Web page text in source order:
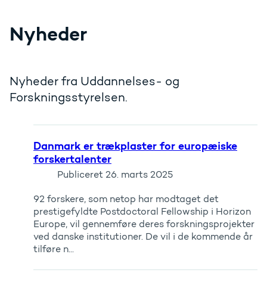
Nyheder
Nyheder fra Uddannelses- og
Forskningsstyrelsen.
Danmark er trækplaster for europæiske
forskertalenter
Publiceret 26. marts 2025
92 forskere, som netop har modtaget det
prestigefyldte Postdoctoral Fellowship i Horizon
Europe, vil gennemføre deres forskningsprojekter
ved danske institutioner. De vil i de kommende år
tilføre n...